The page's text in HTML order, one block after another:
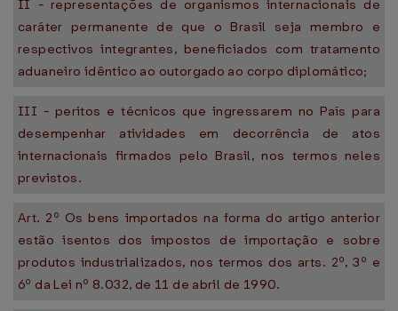
II - representações de organismos internacionais de
caráter permanente de que o Brasil seja membro e
respectivos integrantes, beneficiados com tratamento
aduaneiro idêntico ao outorgado ao corpo diplomático;
III - peritos e técnicos que ingressarem no País para
desempenhar atividades em decorrência de atos
internacionais firmados pelo Brasil, nos termos neles
previstos.
Art. 2º Os bens importados na forma do artigo anterior
estão isentos dos impostos de importação e sobre
produtos industrializados, nos termos dos arts. 2º, 3º e
6º da Lei nº 8.032, de 11 de abril de 1990.